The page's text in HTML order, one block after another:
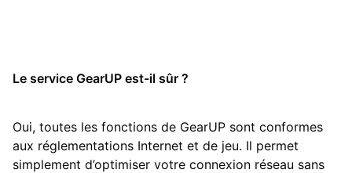
Le service GearUP est-il sûr ?
Oui, toutes les fonctions de GearUP sont conformes
aux réglementations Internet et de jeu. Il permet
simplement d’optimiser votre connexion réseau sans